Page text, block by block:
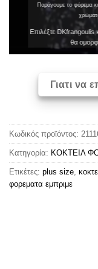
Παράγουμε το φόρεμα
Επιλέξτε DKfrangoulis
θα
Γιατι να
Κωδικός προϊόντος:
Κατηγορία: ΚΟΚΤΕΙΛ
Ετικέτες: plus size
φορεματα εμπριμε